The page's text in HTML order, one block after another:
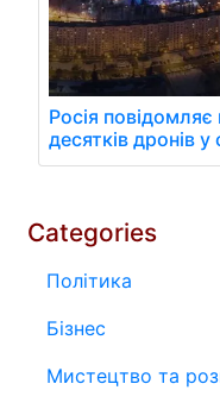
Росія
десятків дронів
Categories
Політика
Бізнес
Мистецтво та